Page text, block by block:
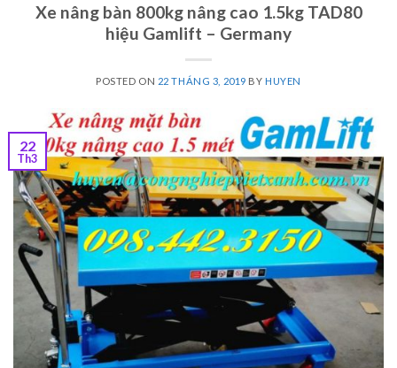
Xe nâng bàn 800kg nâng cao 1.5kg TAD80
hiệu Gamlift – Germany
POSTED ON 22 THÁNG 3, 2019 BY HUYEN
22
Th3